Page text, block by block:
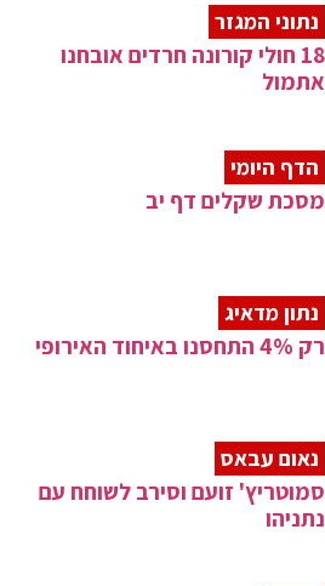
נתוני המגזר
18 חולי קורונה חרדים אובחנו
אתמול
הדף היומי
מסכת שקלים דף יב
נתון מדאיג
רק 4% התחסנו באיחוד האירופי
נאום עבאס
סמוטריץ' זועם וסירב לשוחח עם
נתניהו